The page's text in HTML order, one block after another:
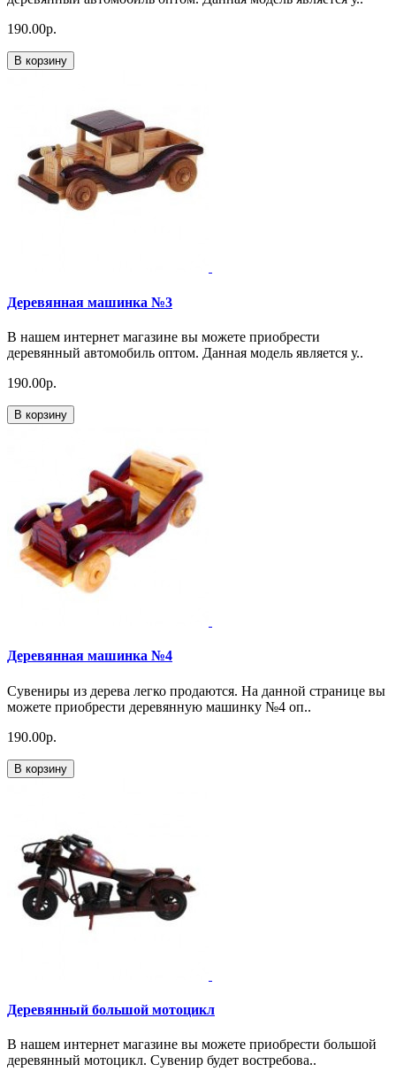
190.00р.
В корзину
Деревянная машинка №3
В нашем интернет магазине вы можете приобрести
деревянный автомобиль оптом. Данная модель является у..
190.00р.
В корзину
Деревянная машинка №4
Сувениры из дерева легко продаются. На данной странице вы
можете приобрести деревянную машинку №4 оп..
190.00р.
В корзину
Деревянный большой мотоцикл
В нашем интернет магазине вы можете приобрести большой
деревянный мотоцикл. Сувенир будет востребова..